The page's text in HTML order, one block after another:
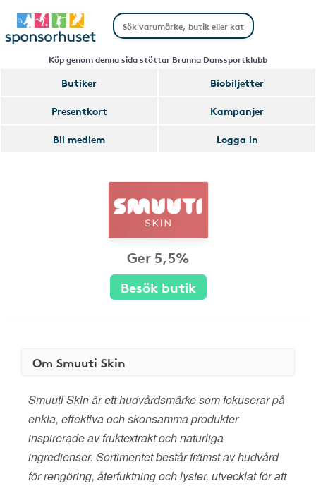
Köp genom denna sida stöttar Brunna Danssportklubb
Butiker
Biobiljetter
Presentkort
Kampanjer
Bli medlem
Logga in
Ger 5,5%
Besök butik
Om Smuuti Skin
Smuuti Skin är ett hudvårdsmärke som fokuserar på
enkla, effektiva och skonsamma produkter
inspirerade av fruktextrakt och naturliga
ingredienser. Sortimentet består främst av hudvård
för rengöring, återfuktning och lyster, utvecklat för att